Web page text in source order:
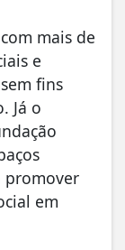
mais de
e
fins
Já o
promover
em